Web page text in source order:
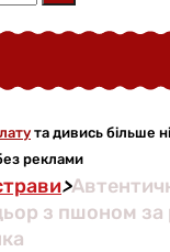
та дивись більше
реклами
>
з пшоном за